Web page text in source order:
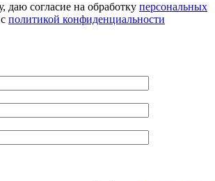
даю согласие на обработку персональных
политикой конфиденциальности